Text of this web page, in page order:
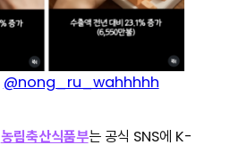
@nong_ru_wahhhhh
농림축산식품부는 공식 SNS에 K-